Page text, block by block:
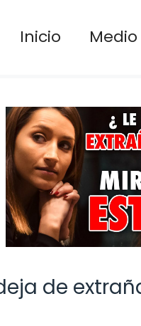
Inicio
de